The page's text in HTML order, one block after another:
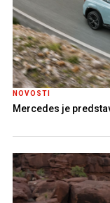
NOVOSTI
Mercedes je